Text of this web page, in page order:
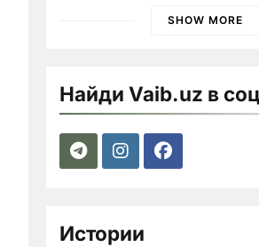
SHOW MORE
Найди Vaib.uz в
Истории